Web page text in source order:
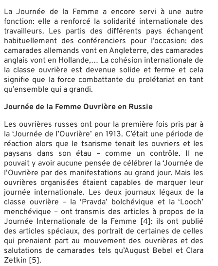
La Journée de la Femme a encore servi à une autre
fonction: elle a renforcé la solidarité internationale des
travailleurs. Les partis des différents pays échangent
habituellement des conférenciers pour l’occasion: des
camarades allemands vont en Angleterre, des camarades
anglais vont en Hollande,… La cohésion internationale de
la classe ouvrière est devenue solide et ferme et cela
signifie que la force combattante du prolétariat en tant
qu’ensemble qui a grandi.
Journée de la Femme Ouvrière en Russie
Les ouvrières russes ont pour la première fois pris par à
la ‘Journée de l’Ouvrière’ en 1913. C’était une période de
réaction alors que le tsarisme tenait les ouvriers et les
paysans dans son étau – comme un contrôle. Il ne
pouvait y avoir aucune pensée de célébrer la ‘Journée de
l’Ouvrière par des manifestations au grand jour. Mais les
ouvrières organisées étaient capables de marquer leur
journée internationale. Les deux journaux légaux de la
classe ouvrière – la ‘Pravda’ bolchévique et la ‘Looch’
menchévique – ont transmis des articles à propos de la
Journée Internationale de la Femme [4]: ils ont publié
des articles spéciaux, des portrait de certaines de celles
qui prenaient part au mouvement des ouvrières et des
salutations de camarades tels qu’August Bebel et Clara
Zetkin [5].